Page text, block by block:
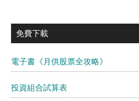
免費下載
電子書《月供股票全攻略》
投資組合試算表